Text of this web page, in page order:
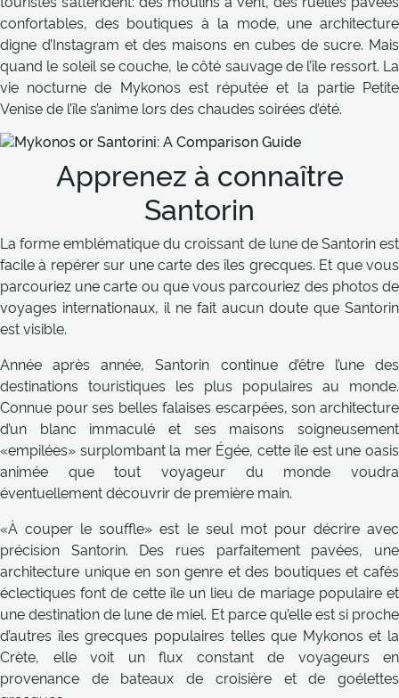
confortables, des boutiques à la mode, une architecture
digne d’Instagram et des maisons en cubes de sucre. Mais
quand le soleil se couche, le côté sauvage de l’île ressort. La
vie nocturne de Mykonos est réputée et la partie Petite
Venise de l’île s’anime lors des chaudes soirées d’été.
Apprenez à connaître
Santorin
La forme emblématique du croissant de lune de Santorin est
facile à repérer sur une carte des îles grecques. Et que vous
parcouriez une carte ou que vous parcouriez des photos de
voyages internationaux, il ne fait aucun doute que Santorin
est visible.
Année après année, Santorin continue d’être l’une des
destinations touristiques les plus populaires au monde.
Connue pour ses belles falaises escarpées, son architecture
d’un blanc immaculé et ses maisons soigneusement
«empilées» surplombant la mer Égée, cette île est une oasis
animée que tout voyageur du monde voudra
éventuellement découvrir de première main.
«À couper le souffle» est le seul mot pour décrire avec
précision Santorin. Des rues parfaitement pavées, une
architecture unique en son genre et des boutiques et cafés
éclectiques font de cette île un lieu de mariage populaire et
une destination de lune de miel. Et parce qu’elle est si proche
d’autres îles grecques populaires telles que Mykonos et la
Crète, elle voit un flux constant de voyageurs en
provenance de bateaux de croisière et de goélettes